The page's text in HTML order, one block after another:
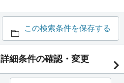
この検索条件を保存する
詳細条件の確認・変更